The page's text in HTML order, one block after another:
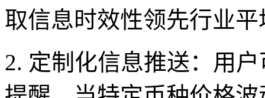
取信息时效性领先行业
2. 定制化信息推送：用